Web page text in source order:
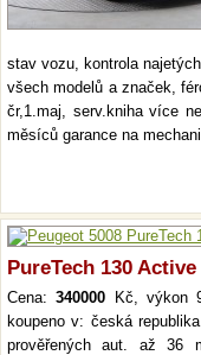
stav vozu, kontrola
všech modelů a značek,
čr,1.maj, serv.kniha více
měsíců garance na
PureTech 130 Active
Cena:340000 Kč, výkon
koupeno v: česká
prověřených aut. až 36